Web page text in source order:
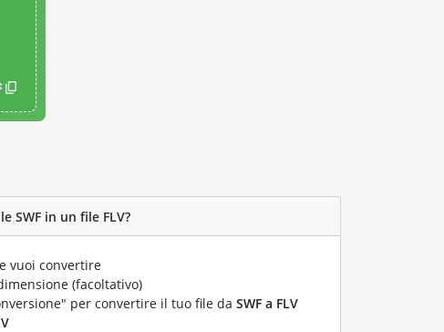
SWF in un file FLV?
vuoi convertire
(facoltativo)
per convertire il tuo file da SWF a FLV